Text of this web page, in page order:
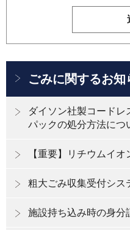
ごみに関するお知
ダイソン社製コード
パックの処分方法につ
【重要】リチウムイ
粗大ごみ収集受付シス
施設持ち込み時の身分